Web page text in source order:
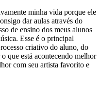
minha vida porque ele
dar aulas através do
de ensino dos meus alunos
Esse é o principal
criativo do aluno, do
que está acontecendo melhor
com seu artista favorito e